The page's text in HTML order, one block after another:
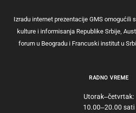
Izradu internet prezentacije GMS omogućili
kulture i informisanja Republike Srbije,
forum u Beogradu i Francuski institut u
RADNO VREME
Utorak‒četvrtak:
10.00‒20.00 sati